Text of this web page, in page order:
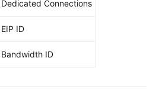
Dedicated Connections
EIP ID
Bandwidth ID